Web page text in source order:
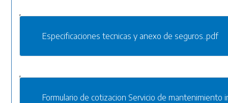
,
Especificaciones tecnicas y anexo de seguros..pdf
,
Formulario de cotizacion Servicio de